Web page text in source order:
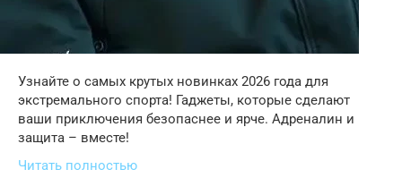
Узнайте о самых крутых новинках 2026 года для
экстремального спорта! Гаджеты, которые сделают
ваши приключения безопаснее и ярче. Адреналин и
защита – вместе!
Читать полностью